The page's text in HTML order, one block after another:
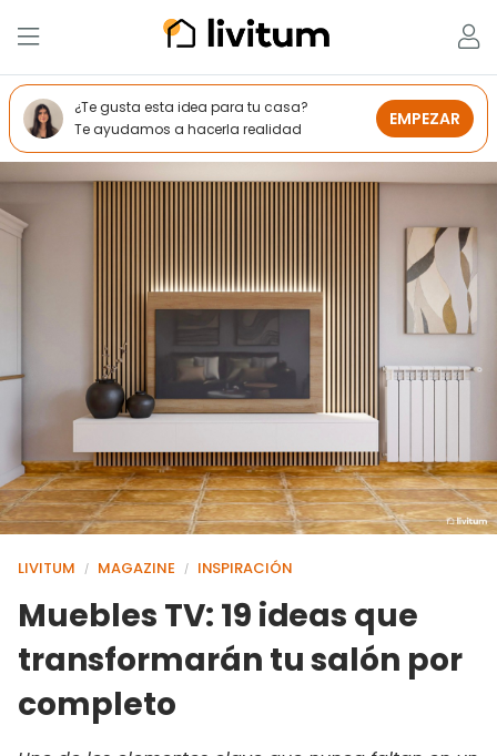
LIVITUM / MAGAZINE / INSPIRACIÓN
Muebles TV: 19 ideas que
transformarán tu salón por
completo
¿Te gusta esta idea para tu casa?
Te ayudamos a hacerla realidad
EMPEZAR